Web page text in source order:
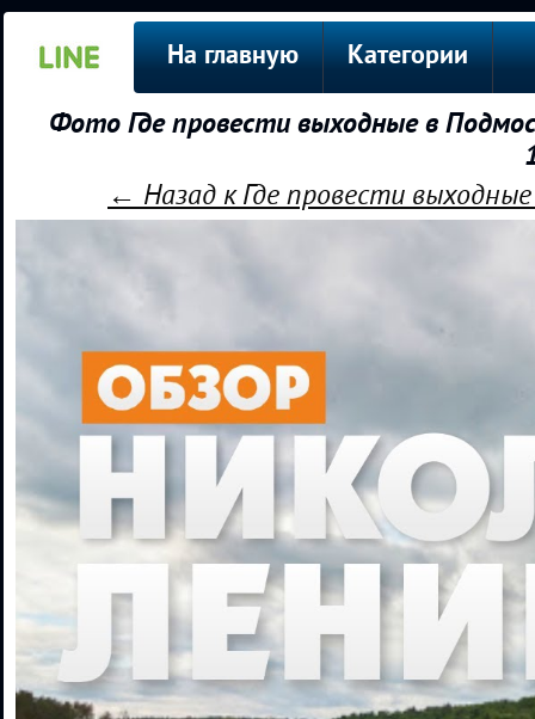
На главную Категории
Фото Где провести выходные в
← Назад к Где провести